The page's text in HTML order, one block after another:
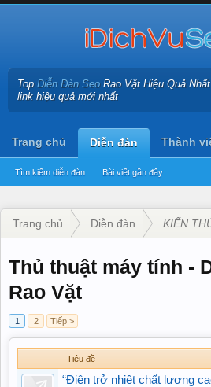
Top Diễn Đàn SeoRao Vặt Hiệu Quả
link hiệu quả mới nhất
Trang chủ Diễn đàn
Tìm kiếm diễn đàn Bài viết gần đây
Thành
Trang chủ Diễn đàn KIẾN
Thủ thuật máy tính -
Rao Vặt
1 2 Tiếp >
Tiêu đề
“Điện trở nhiệt chất lượng